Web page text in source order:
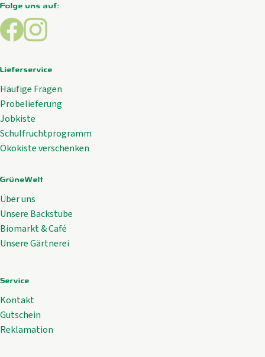
Folge uns auf:
Externer Link zu https://www.facebook.com/
Externer Link zu https://www.instagram.com/
Lieferservice
Häufige Fragen
Probelieferung
Jobkiste
Schulfruchtprogramm
Ökokiste verschenken
GrüneWelt
Über uns
Unsere Backstube
Biomarkt & Café
Unsere Gärtnerei
Service
Kontakt
Gutschein
Reklamation